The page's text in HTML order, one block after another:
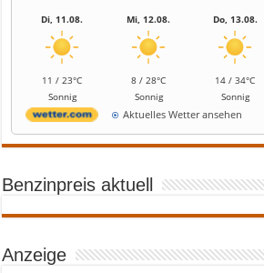
Di, 11.08.
11 / 23°C
Sonnig
Mi, 12.08.
8 / 28°C
Sonnig
Do, 13.08.
14 / 34°C
Sonnig
Aktuelles Wetter ansehen
Benzinpreis aktuell
Anzeige